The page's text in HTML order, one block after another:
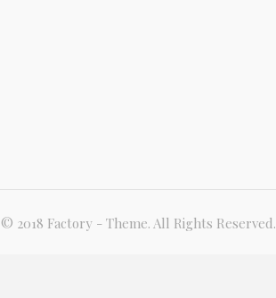
© 2018 Factory - Theme. All Rights Reserved.